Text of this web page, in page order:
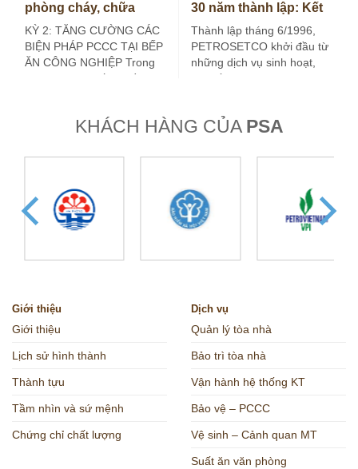
phòng cháy, chữa
cháy tại bếp ăn công
nghiệp (Kỳ 2)
KỲ 2: TĂNG CƯỜNG CÁC
BIỆN PHÁP PCCC TẠI BẾP
ĂN CÔNG NGHIỆP Trong
kỳ trước, bài viết đã đề…
30 năm thành lập: Kết
nối giá trị, kiến tạo
tương lai
Thành lập tháng 6/1996,
PETROSETCO khởi đầu từ
những dịch vụ sinh hoạt,
đời sống và du lịch phục
KHÁCH HÀNG CỦA PSA
Giới thiệu
Giới thiệu
Lịch sử hình thành
Thành tựu
Tầm nhìn và sứ mệnh
Chứng chỉ chất lượng
Dịch vụ
Quản lý tòa nhà
Bảo trì tòa nhà
Vận hành hệ thống KT
Bảo vệ – PCCC
Vệ sinh – Cảnh quan MT
Suất ăn văn phòng